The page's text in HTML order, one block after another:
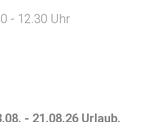
- 12.30 Uhr
- 21.08.26 Urlaub.